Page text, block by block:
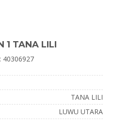
1 TANA LILI
40306927
TANA LILI
LUWU UTARA